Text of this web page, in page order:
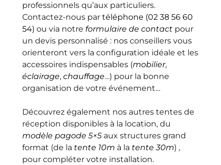
professionnels qu’aux particuliers.
Contactez-nous par téléphone (02 38 56 60
54) ou via notre formulaire de contact pour
un devis personnalisé : nos conseillers vous
orienteront vers la configuration idéale et les
accessoires indispensables (mobilier,
éclairage, chauffage…) pour la bonne
organisation de votre événement…
Découvrez également nos autres tentes de
réception disponibles à la location, du
modèle pagode 5×5 aux structures grand
format (de la tente 10m à la tente 30m) ,
pour compléter votre installation.